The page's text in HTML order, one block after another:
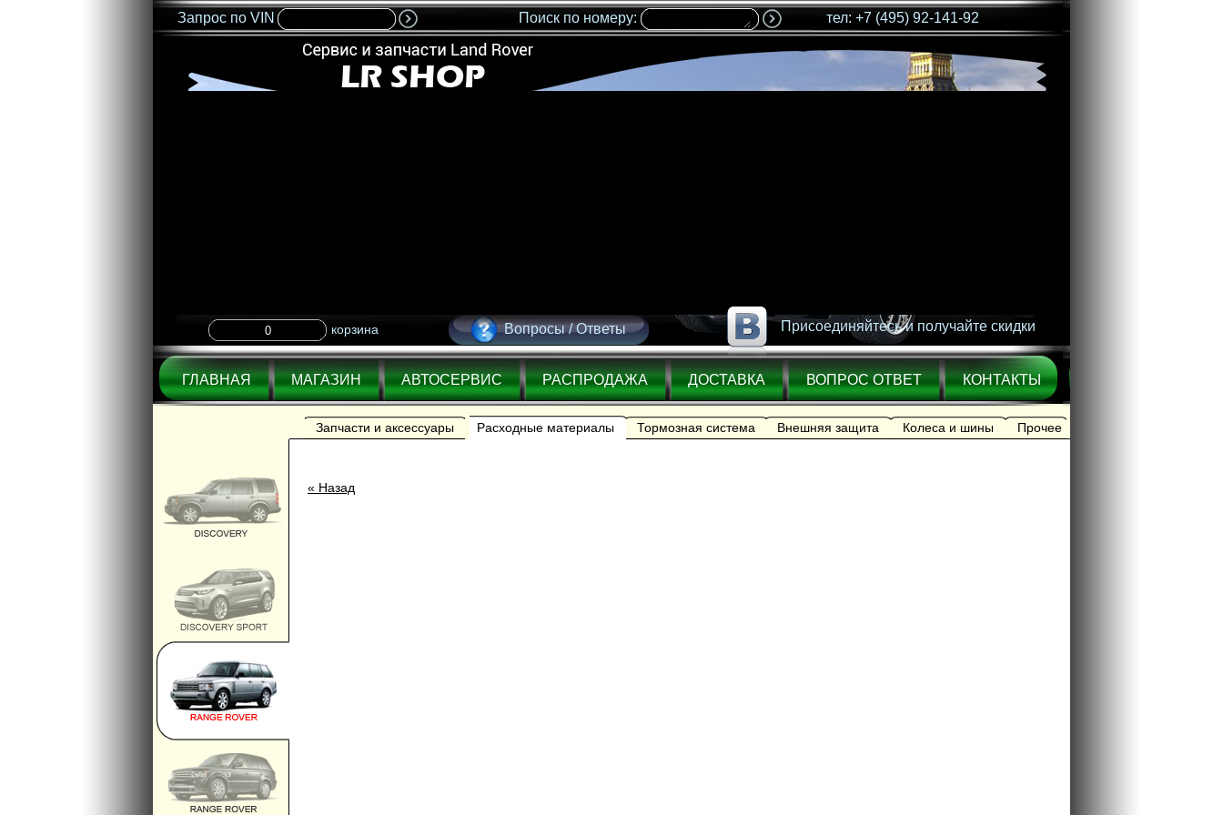
Запрос по VIN Поиск по номеру: тел: +7 (495) 92-141-92
ГЛАВНАЯ МАГАЗИН АВТОСЕРВИС РАСПРОДАЖА ДОСТАВКА ВОПРОС ОТВЕТ КОНТАКТЫ
Вопросы / Ответы
корзина Присоединяйтесь и получайте скидки
Запчасти и аксессуары Расходные материалы Тормозная система Внешняя защита Колеса и шины Прочее
« Назад